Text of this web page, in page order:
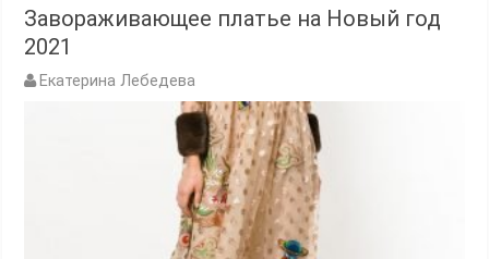
Завораживающее платье на Новый год
2021
Екатерина Лебедева